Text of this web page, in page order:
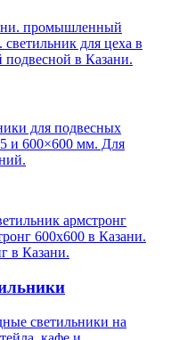
промышленный
для цеха в
в Казани.
для подвесных
и 600×600 мм. Для
армстронг
600х600 в Казани.
в Казани.
светильники на